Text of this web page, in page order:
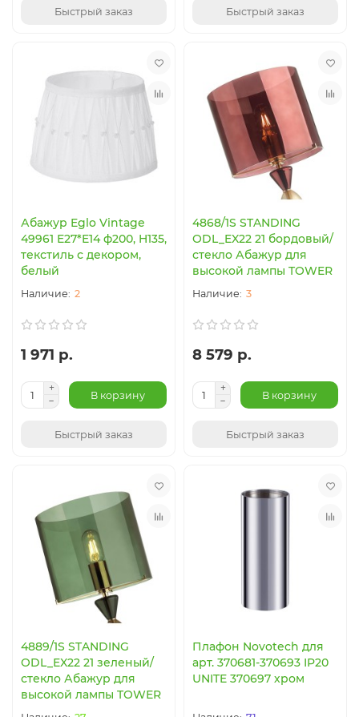
Быстрый заказ Быстрый заказ
Абажур Eglo Vintage
49961 E27*E14 ф200, H135,
текстиль с декором,
белый
2
1 971 р.
В корзину
Быстрый заказ
4868/1S STANDING
ODL_EX22 21 бордовый/
стекло Абажур для
высокой лампы TOWER
3
8 579 р.
В корзину
Быстрый заказ
4889/1S STANDING
ODL_EX22 21 зеленый/
стекло Абажур для
высокой лампы TOWER
Плафон Novotech для
арт. 370681-370693 IP20
UNITE 370697 хром